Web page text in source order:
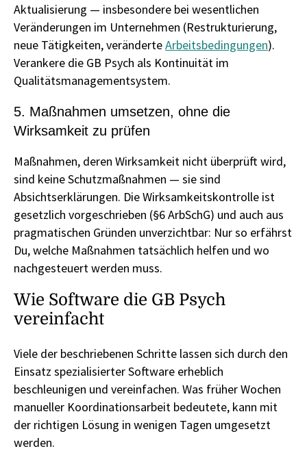
Aktualisierung — insbesondere bei wesentlichen
Veränderungen im Unternehmen (Restrukturierung,
neue Tätigkeiten, veränderteArbeitsbedingungen).
Verankere die GB Psych als Kontinuität im
Qualitätsmanagementsystem.
5. Maßnahmen umsetzen, ohne die
Wirksamkeit zu prüfen
Maßnahmen, deren Wirksamkeit nicht überprüft wird,
sind keine Schutzmaßnahmen — sie sind
Absichtserklärungen. Die Wirksamkeitskontrolle ist
gesetzlich vorgeschrieben (§6 ArbSchG) und auch aus
pragmatischen Gründen unverzichtbar: Nur so erfährst
Du, welche Maßnahmen tatsächlich helfen und wo
nachgesteuert werden muss.
Wie Software die GB Psych
vereinfacht
Viele der beschriebenen Schritte lassen sich durch den
Einsatz spezialisierter Software erheblich
beschleunigen und vereinfachen. Was früher Wochen
manueller Koordinationsarbeit bedeutete, kann mit
der richtigen Lösung in wenigen Tagen umgesetzt
werden.